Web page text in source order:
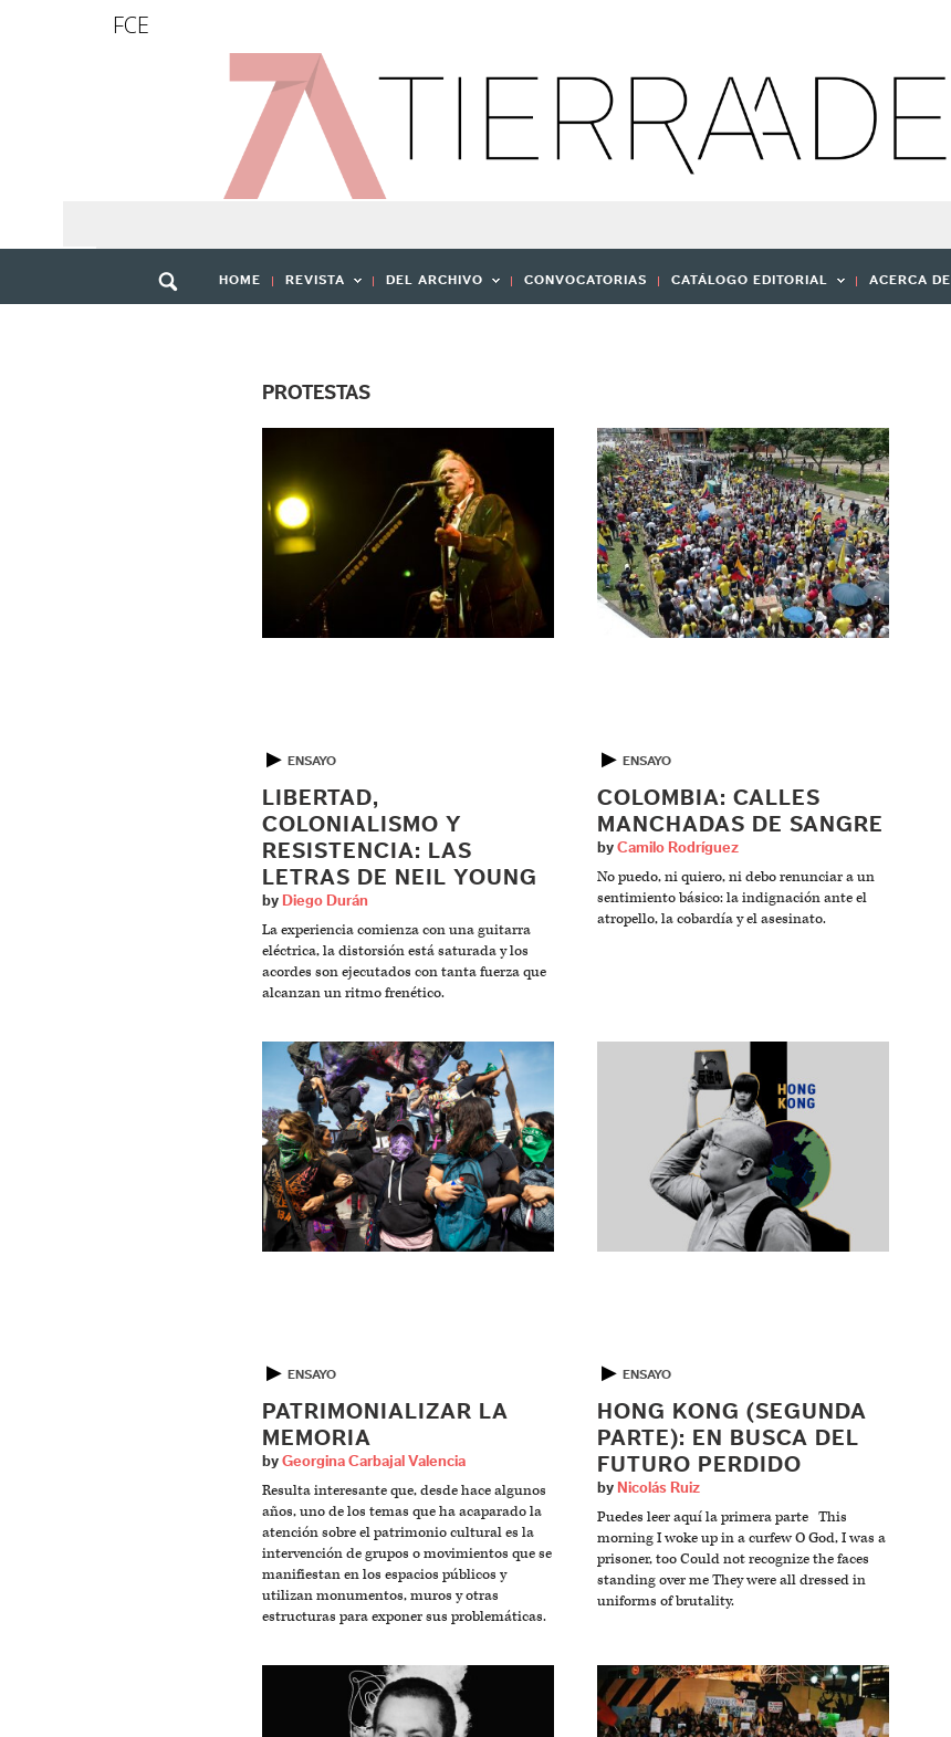
FCE
HOME REVISTA DEL ARCHIVO CONVOCATORIAS CATÁLOGO EDITORIAL ACERCA DE
PROTESTAS
▶ ENSAYO
LIBERTAD,
COLONIALISMO Y
RESISTENCIA: LAS
LETRAS DE NEIL YOUNG
by Diego Durán
La experiencia comienza con una guitarra
eléctrica, la distorsión está saturada y los
acordes son ejecutados con tanta fuerza que
alcanzan un ritmo frenético.
▶ ENSAYO
COLOMBIA: CALLES
MANCHADAS DE SANGRE
by Camilo Rodríguez
No puedo, ni quiero, ni debo renunciar a un
sentimiento básico: la indignación ante el
atropello, la cobardía y el asesinato.
▶ ENSAYO
PATRIMONIALIZAR LA
MEMORIA
by Georgina Carbajal Valencia
Resulta interesante que, desde hace algunos
años, uno de los temas que ha acaparado la
atención sobre el patrimonio cultural es la
intervención de grupos o movimientos que se
manifiestan en los espacios públicos y
utilizan monumentos, muros y otras
estructuras para exponer sus problemáticas.
▶ ENSAYO
HONG KONG (SEGUNDA
PARTE): EN BUSCA DEL
FUTURO PERDIDO
by Nicolás Ruiz
Puedes leer aquí la primera parte This
morning I woke up in a curfew O God, I was a
prisoner, too Could not recognize the faces
standing over me They were all dressed in
uniforms of brutality.